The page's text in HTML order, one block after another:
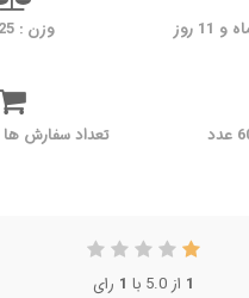
وزن : 25 گرم
تعداد سفارش ها : 212
1 از 5.0 با 1 رای